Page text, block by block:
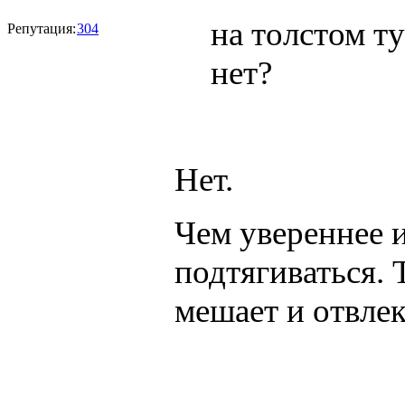
Репутация:304
на толстом
нет?
Нет.
Чем увереннее
мешает и